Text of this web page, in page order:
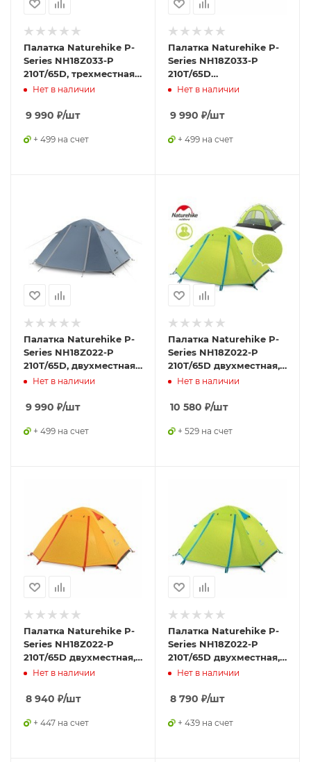
Палатка Naturehike P-
Series NH18Z033-P
210T/65D, трехместная,
светло-зеленая,
Нет в наличии
9 990 ₽/шт
+ 499 на счет
Палатка Naturehike P-
Series NH18Z033-P
210T/65D
оранжевая,6927595729656
Нет в наличии
9 990 ₽/шт
+ 499 на счет
Палатка Naturehike P-
Series NH18Z022-P
210T/65D, двухместная,
серо-голубая,
Нет в наличии
9 990 ₽/шт
+ 499 на счет
Палатка Naturehike P-
Series NH18Z022-P
210T/65D двухместная,
светло-зеленая 2,
Нет в наличии
10 580 ₽/шт
+ 529 на счет
Палатка Naturehike P-
Series NH18Z022-P
210T/65D двухместная,
оранжевая 2,
Нет в наличии
8 940 ₽/шт
+ 447 на счет
Палатка Naturehike P-
Series NH18Z022-P
210T/65D двухместная,
зеленая 2,
Нет в наличии
8 790 ₽/шт
+ 439 на счет